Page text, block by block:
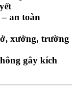
an toàn
xưởng, trường
gây kích